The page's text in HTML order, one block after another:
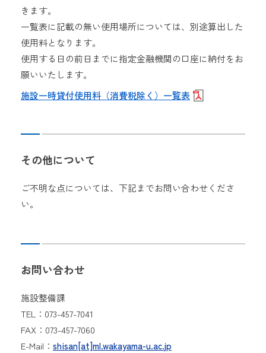
きます。
一覧表に記載の無い使用場所については、別途算出した
使用料となります。
使用する日の前日までに指定金融機関の口座に納付をお
願いいたします。
施設一時貸付使用料（消費税除く）一覧表
その他について
ご不明な点については、下記までお問い合わせくださ
い。
お問い合わせ
施設整備課
TEL ：073-457-7041
FAX ：073-457-7060
E-Mail ： shisan[at]ml.wakayama-u.ac.jp